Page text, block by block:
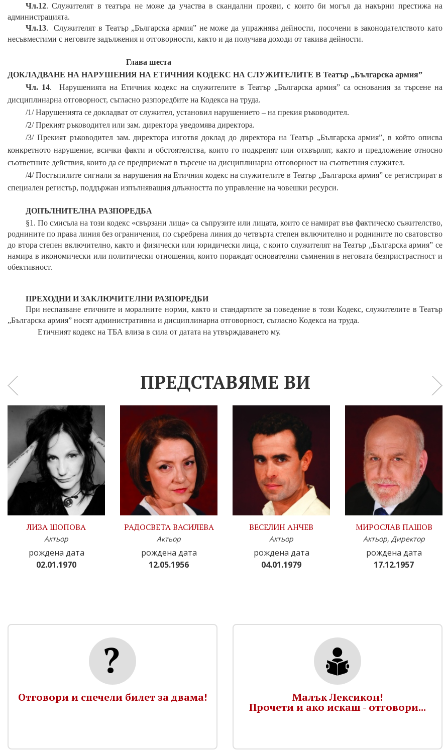
Чл.12. Служителят в театъра не може да участва в скандални прояви, с които би могъл да накърни престижа на
администрацията.
Чл.13. Служителят в Театър „Българска армия” не може да упражнява дейности, посочени в законодателството като
несъвместими с неговите задължения и отговорности, както и да получава доходи от такива дейности.
Глава шеста
ДОКЛАДВАНЕ НА НАРУШЕНИЯ НА ЕТИЧНИЯ КОДЕКС НА СЛУЖИТЕЛИТЕ В Театър „Българска армия”
Чл. 14. Нарушенията на Етичния кодекс на служителите в Театър „Българска армия” са основания за търсене на
дисциплинарна отговорност, съгласно разпоредбите на Кодекса на труда.
/1/ Нарушенията се докладват от служител, установил нарушението – на прекия ръководител.
/2/ Прекият ръководител или зам. директора уведомява директора.
/3/ Прекият ръководител зам. директораизготвя доклад до директора на Театър „Българска армия”, в който описва
конкретното нарушение, всички факти и обстоятелства, които го подкрепят или отхвърлят, както и предложение относно
съответните действия, които да се предприемат в търсене на дисциплинарна отговорност на съответния служител.
/4/ Постъпилите сигнали за нарушения на Етичния кодекс на служителите в Театър „Българска армия” се регистрират в
специален регистър, поддържан изпълняващия длъжността по управление на човешки ресурси.
ДОПЪЛНИТЕЛНА РАЗПОРЕДБА
§1. По смисъла на този кодекс «свързани лица» са съпрузите или лицата, които се намират във фактическо съжителство,
роднините по права линия без ограничения, по съребрена линия до четвърта степен включително и роднините по сватовство
до втора степен включително, както и физически или юридически лица, с които служителят наТеатър „Българска армия” се
намира в икономически или политически отношения, които пораждат основателни съмнения в неговата безпристрастност и
обективност.
ПРЕХОДНИ И ЗАКЛЮЧИТЕЛНИ РАЗПОРЕДБИ
При неспазване етичните и моралните норми, както и стандартите за поведение в този Кодекс, служителите в Театър
„Българска армия” носят административна и дисциплинарна отговорност, съгласно Кодекса на труда.
Етичният кодекс на ТБА влиза в сила от датата на утвърждаването му.
ПРЕДСТАВЯМЕ ВИ
ЛИЗА ШОПОВА
Актьор
рождена дата
02.01.1970
РАДОСВЕТА ВАСИЛЕВА
Актьор
рождена дата
12.05.1956
ВЕСЕЛИН АНЧЕВ
Актьор
рождена дата
04.01.1979
МИРОСЛАВ ПАШОВ
Актьор, Директор
рождена дата
17.12.1957
‹ ›
Отговори и спечели билет за двама! Малък Лексикон!
Прочети и ако искаш - отговори...